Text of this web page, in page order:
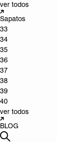
ver todos
Sapatos
33
34
35
36
37
38
39
40
ver todos
BLOG